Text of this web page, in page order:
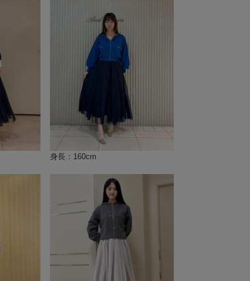
身長：160cm